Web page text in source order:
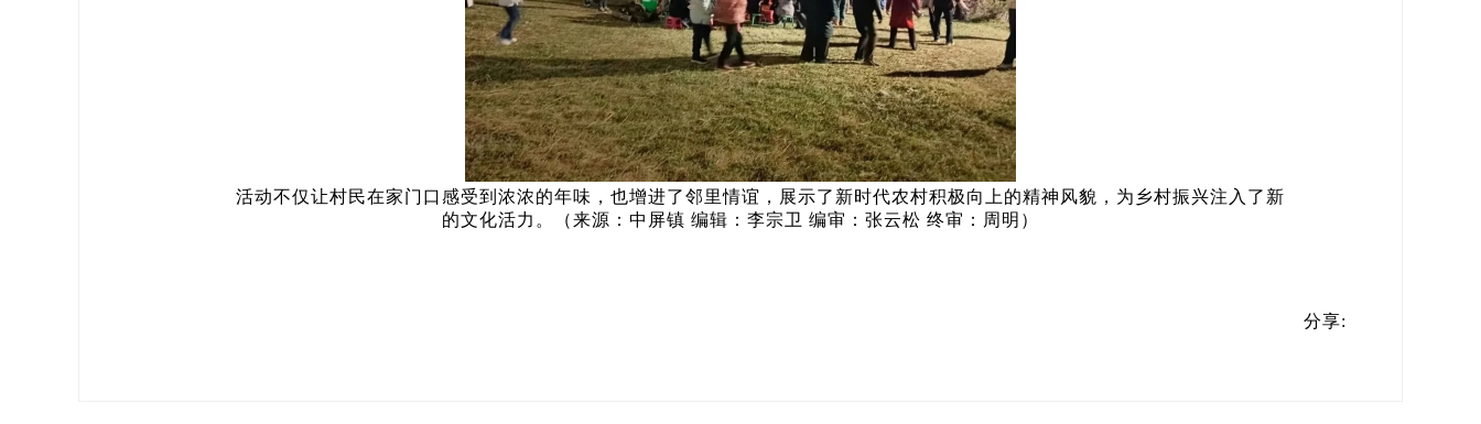
活动不仅让村民在家门口感受到浓浓的年味，也增进了邻里情谊，展示了新时代农村积极向上的精神风貌，为乡村振兴注入了新
的文化活力。（来源：中屏镇 编辑：李宗卫 编审：张云松 终审：周明）
分享: